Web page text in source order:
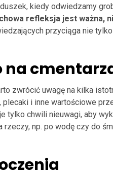
kiedy odwiedzamy
refleksja jest ważna,
przyciąga nie
na
zwrócić uwagę na kilka
plecaki i inne wartościowe
tylko chwili nieuwagi, aby
np. po wodę czy do